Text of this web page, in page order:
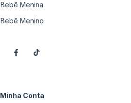
Bebê Menina
Bebê Menino
Minha Conta